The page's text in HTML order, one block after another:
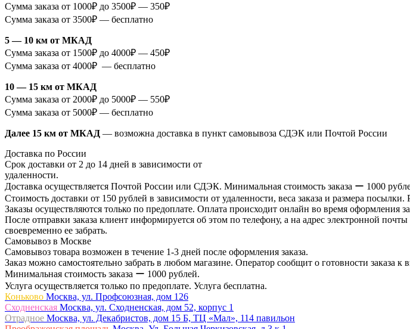
Сумма заказа от 1000₽ до 3500₽ — 350₽
Сумма заказа от 3500₽ — бесплатно
5 — 10 км от МКАД
Сумма заказа от 1500₽ до 4000₽ — 450₽
Сумма заказа от 4000₽ — бесплатно
10 — 15 км от МКАД
Сумма заказа от 2000₽ до 5000₽ — 550₽
Сумма заказа от 5000₽ — бесплатно
Далее 15 км от МКАД — возможна доставка в пункт самовывоза СДЭК или Почтой России
Доставка по России
Срок доставки от 2 до 14 дней в зависимости от
удаленности.
Доставка осуществляется Почтой России или СДЭК. Минимальная стоимость заказа ー 1000
Стоимость доставки от 150 рублей в зависимости от удаленности, веса заказа и размера
Заказы осуществляются только по предоплате. Оплата происходит онлайн во время оформления
После отправки заказа клиент информируется об этом по телефону, а на адрес электронной
своевременно ее забрать.
Самовывоз в Москве
Самовывоз товара возможен в течение 1-3 дней после оформления заказа.
Заказ можно самостоятельно забрать в любом магазине. Оператор сообщит о готовности заказа к
Минимальная стоимость заказа ー 1000 рублей.
Услуга осуществляется только по предоплате. Услуга бесплатна.
Коньково Москва, ул. Профсоюзная, дом 126
Сходненская Москва, ул. Сходненская, дом 52, корпус 1
Отрадное Москва, ул. Декабристов, дом 15 Б, ТЦ «Мал», 114 павильон